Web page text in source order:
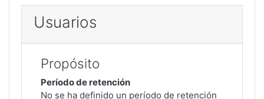
Usuarios
Propósito
Período de retención
No se ha definido un período de retención